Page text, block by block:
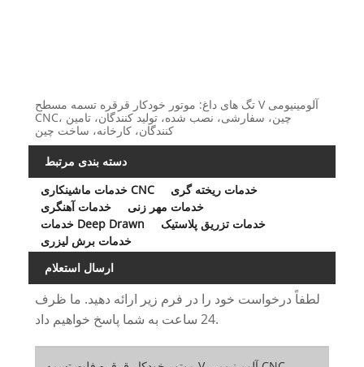
تگ های داغ: موتور خودکار قرقره تسمه مسطح V آلومینیومی
CNC، چین، سفارشی، نصب شده، تولید کنندگان، تامین
کنندگان، کارخانه، ساخت چین
دسته بندی مرتبط
خدمات ماشینکاری CNC
خدمات ریخته گری
خدمات آهنگری
خدمات مهر زنی
خدمات Deep Drawn
خدمات تزریق پلاستیک
خدمات برش لیزری
ارسال استعلام
لطفاً درخواست خود را در فرم زیر ارائه دهید. ما ظرف
24 ساعت به شما پاسخ خواهیم داد.